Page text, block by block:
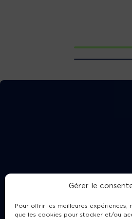
Gérer le
Pour offrir les meilleures expériences,
que les cookies pour stocker et/ou